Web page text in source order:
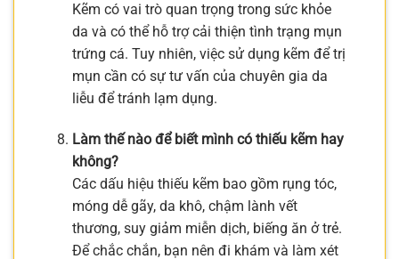
Kẽm có vai trò quan trọng trong sức khỏe
da và có thể hỗ trợ cải thiện tình trạng mụn
trứng cá. Tuy nhiên, việc sử dụng kẽm để trị
mụn cần có sự tư vấn của chuyên gia da
liễu để tránh lạm dụng.
Làm thế nào để biết mình có thiếu kẽm hay
không?
Các dấu hiệu thiếu kẽm bao gồm rụng tóc,
móng dễ gãy, da khô, chậm lành vết
thương, suy giảm miễn dịch, biếng ăn ở trẻ.
Để chắc chắn, bạn nên đi khám và làm xét